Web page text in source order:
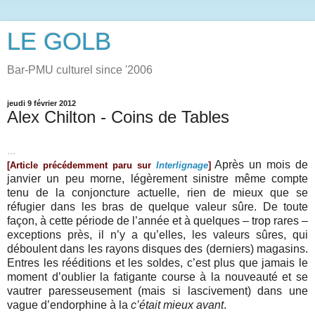
LE GOLB
Bar-PMU culturel since '2006
jeudi 9 février 2012
Alex Chilton - Coins de Tables
...
[Article précédemment paru sur Interlignage]Après un mois de
janvier un peu morne, légèrement sinistre même compte
tenu de la conjoncture actuelle, rien de mieux que se
réfugier dans les bras de quelque valeur sûre. De toute
façon, à cette période de l’année et à quelques – trop rares –
exceptions près, il n’y a qu’elles, les valeurs sûres, qui
déboulent dans les rayons disques des (derniers) magasins.
Entres les rééditions et les soldes, c’est plus que jamais le
moment d’oublier la fatigante course à la nouveauté et se
vautrer paresseusement (mais si lascivement) dans une
vague d’endorphine à la c’était mieux avant.